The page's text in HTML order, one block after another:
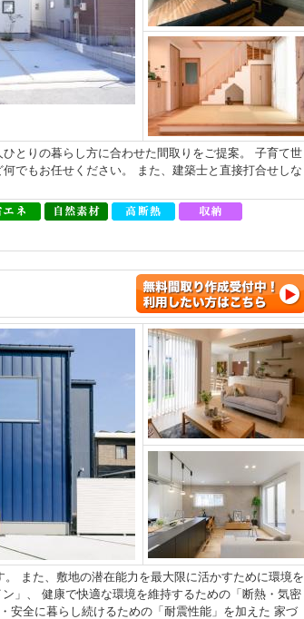
とりの暮らし方に合わせた間取りをご提案。 子育て世
でもお任せください。 また、建築士と直接打合せしな
また、敷地の潜在能力を最大限に活かすために環境を
」、 健康で快適な環境を維持するための「断熱・気密
安全に暮らし続けるための「耐震性能」を加えた 家づ